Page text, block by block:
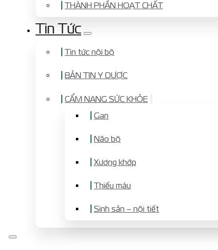
THÀNH PHẦN HOẠT CHẤT
Tin Tức
Tin tức nội bộ
BẢN TIN Y DƯỢC
CẨM NANG SỨC KHỎE
Gan
Não bộ
Xương khớp
Thiếu máu
Sinh sản – nội tiết